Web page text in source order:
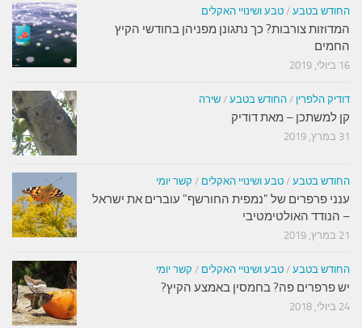
החודש בטבע / טבע ושינויי האקלים
המדוזות צורבות? כך נתגונן מפניהן בחודשי הקיץ
החמים
16 ביולי, 2019
דודיק הלפרין / החודש בטבע / שירה
קן למשתכן – מאת דודיק
31 במרץ, 2019
החודש בטבע / טבע ושינויי האקלים / קשר יומי
ענני פרפרים של "נמפית החורשף" עוברים את ישראל
– הנודד האולטימטיבי
21 במרץ, 2019
החודש בטבע / טבע ושינויי האקלים / קשר יומי
יש פרפרים פה? בחמסין באמצע הקיץ?
24 ביולי, 2018